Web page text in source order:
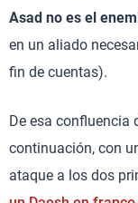
Asad no es el
en un aliado
fin de cuentas).
De esa confluencia
continuación, con
ataque a los dos